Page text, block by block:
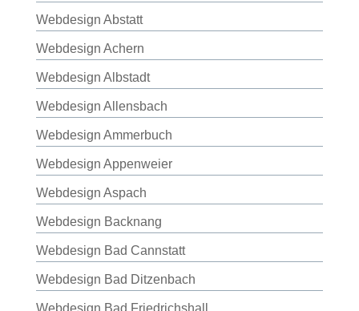
Webdesign Abstatt
Webdesign Achern
Webdesign Albstadt
Webdesign Allensbach
Webdesign Ammerbuch
Webdesign Appenweier
Webdesign Aspach
Webdesign Backnang
Webdesign Bad Cannstatt
Webdesign Bad Ditzenbach
Webdesign Bad Friedrichshall